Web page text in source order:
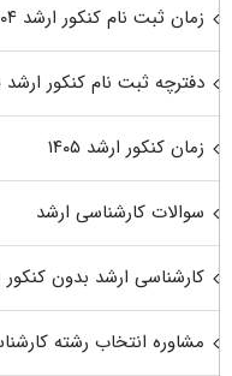
زمان ثبت نام کنکور ارشد ۱۴۰۴
دفترچه ثبت نام کنکور ارشد ۱۴۰۵
زمان کنکور ارشد ۱۴۰۵
سوالات کارشناسی ارشد
کارشناسی ارشد بدون
مشاوره انتخاب رشته